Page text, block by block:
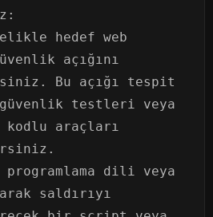
hedef web
açığını
Bu açığı tespit
testleri veya
kodlu araçları
dili veya
saldırıyı